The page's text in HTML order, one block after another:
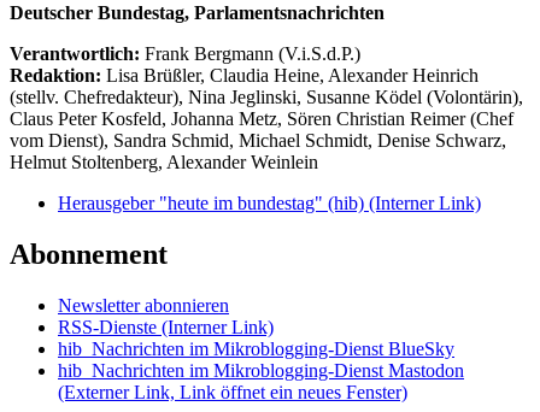
Deutscher Bundestag, Parlamentsnachrichten
Verantwortlich: Frank Bergmann (V.i.S.d.P.)
Redaktion: Lisa Brüßler, Claudia Heine, Alexander Heinrich
(stellv. Chefredakteur), Nina Jeglinski, Susanne Ködel (Volontärin),
Claus Peter Kosfeld, Johanna Metz, Sören Christian Reimer (Chef
vom Dienst), Sandra Schmid, Michael Schmidt, Denise Schwarz,
Helmut Stoltenberg, Alexander Weinlein
Herausgeber "heute im bundestag" (hib) (Interner Link)
Abonnement
Newsletter abonnieren
RSS-Dienste (Interner Link)
hib_Nachrichten im Mikroblogging-Dienst BlueSky
hib_Nachrichten im Mikroblogging-Dienst Mastodon
(Externer Link, Link öffnet ein neues Fenster)